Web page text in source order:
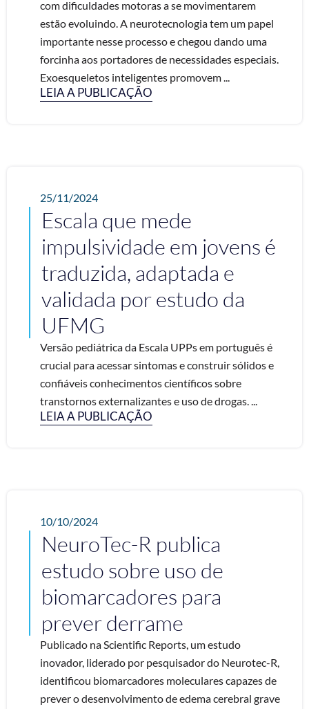
com dificuldades motoras a se movimentarem
estão evoluindo. A neurotecnologia tem um papel
importante nesse processo e chegou dando uma
forcinha aos portadores de necessidades especiais.
Exoesqueletos inteligentes promovem ...
LEIA A PUBLICAÇÃO
25/11/2024
Escala que mede
impulsividade em jovens é
traduzida, adaptada e
validada por estudo da
UFMG
Versão pediátrica da Escala UPPs em português é
crucial para acessar sintomas e construir sólidos e
confiáveis conhecimentos científicos sobre
transtornos externalizantes e uso de drogas. ...
LEIA A PUBLICAÇÃO
10/10/2024
NeuroTec-R publica
estudo sobre uso de
biomarcadores para
prever derrame
Publicado na Scientific Reports, um estudo
inovador, liderado por pesquisador do Neurotec-R,
identificou biomarcadores moleculares capazes de
prever o desenvolvimento de edema cerebral grave